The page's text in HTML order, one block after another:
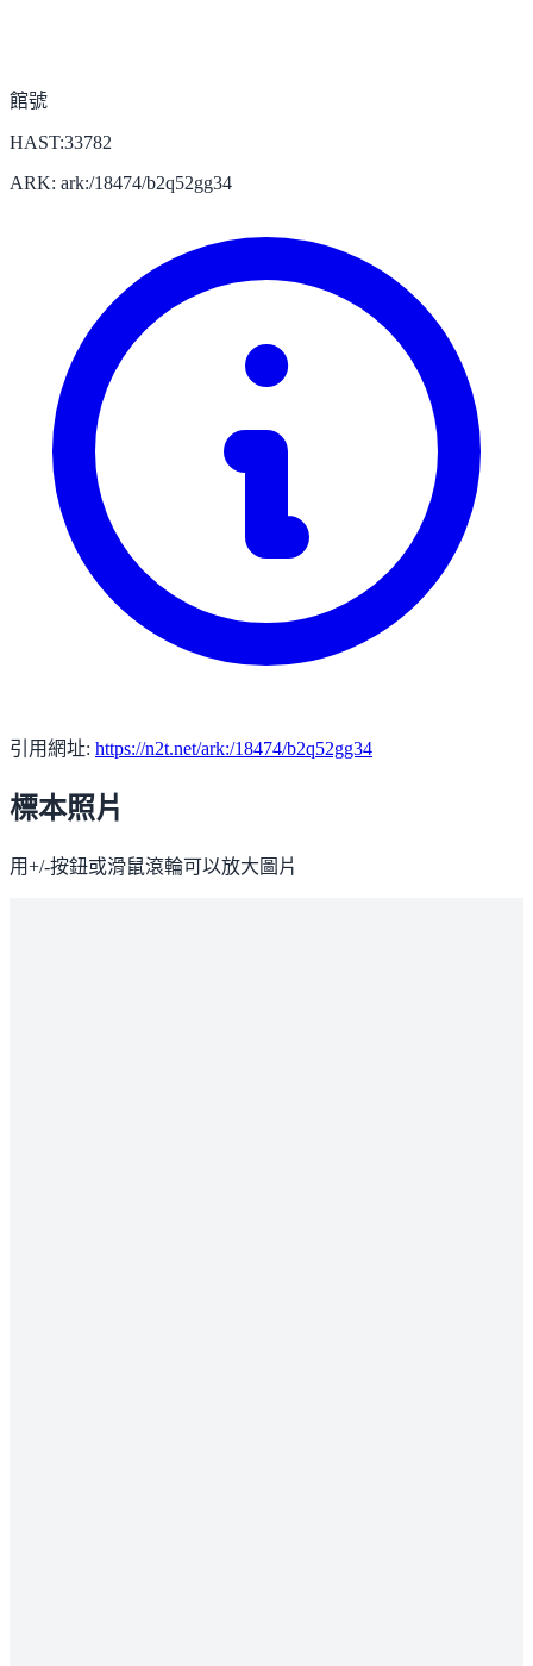
館號
HAST:33782
ARK: ark:/18474/b2q52gg34
引用網址: https://n2t.net/ark:/18474/b2q52gg34
標本照片
用+/-按鈕或滑鼠滾輪可以放大圖片